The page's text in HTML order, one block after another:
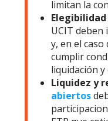
limitan la
UCIT deben
y, en el
cumplir
liquidación
Liquidez y
abiertos